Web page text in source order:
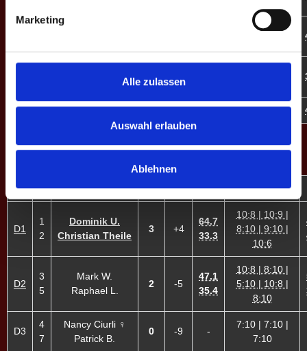
Marketing
Alle zulassen
Auswahl erlauben
Ablehnen
13:11 | 10:8 |
Jeanette T. ♀
1MP 3 -57 34.2
M # Spieler GP CD % Game-Scores
D1
1
2
Dominik U.
Christian Theile
3 +4
64.7
33.3
10:8 | 10:9 |
8:10 | 9:10 |
10:6
D2
3
5
Mark W.
Raphael L.
2 -5
47.1
35.4
10:8 | 8:10 |
5:10 | 10:8 |
8:10
D3
4
7
Nancy Ciurli ♀
Patrick B.
0 -9 -
7:10 | 7:10 |
7:10